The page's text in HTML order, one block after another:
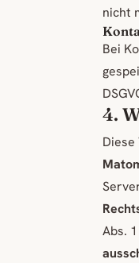
nicht
Bei
4.
Abs.